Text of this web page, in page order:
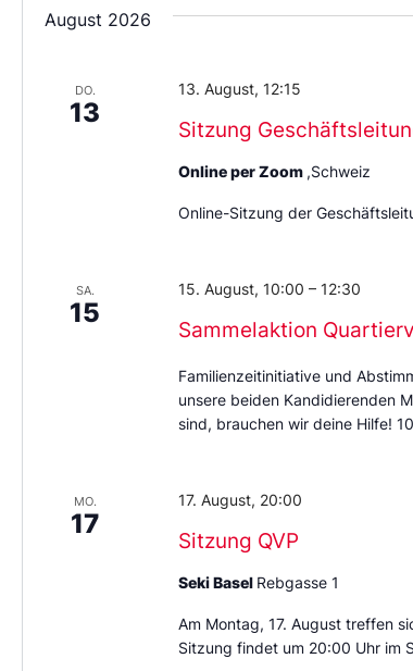
das
August 2026
DO.
13
Sitzung
13. August, 12:15
Online per Zoom ,Schweiz
Online-Sitzung der
SA.
15
Sammelaktion
15. August, 10:00 – 12:30
Familienzeitinitiative und
unsere beiden Kandidierenden
sind, brauchen wir deine Hilfe!
MO.
17
Sitzung QVP
17. August, 20:00
Seki Basel Rebgasse 1
Am Montag, 17. August treffen
Sitzung findet um 20:00 Uhr im